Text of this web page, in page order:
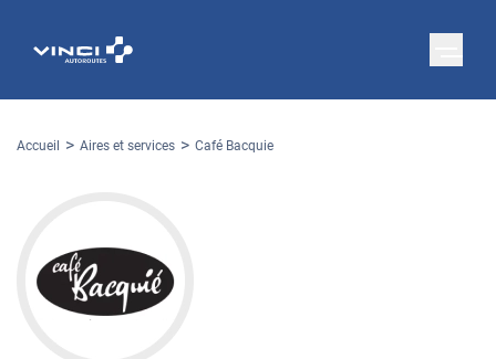
Accueil Aires et services Café Bacquie